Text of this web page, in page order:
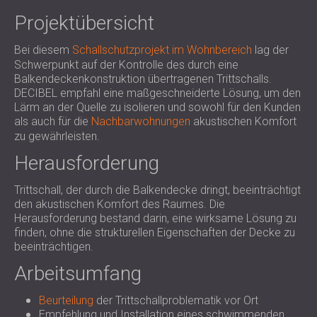
SCHALLSCHUTZ UND AKUSTIK FÜR
HALLEN
SCHALLDÄMMUNG UND
AKUSTIKLÖSUNGEN FÜR
EINZELHANDELSFLÄCHEN
SCHALLSCHUTZ UND AKUSTIK FÜR
BILDUNGSEINRICHTUNGEN
SCHALLSCHUTZ UND AKUSTIK FÜR
GESUNDHEITSEINRICHTUNGE
SCHALLSCHUTZ UND
AKUSTIKLÖSUNGEN FÜR DEN
AUDIOLOGIEBEREICH
SCHALLDÄMMUNG UND
AKUSTIKLÖSUNGEN FÜR
RECHENZENTREN
POLAND (PL)
FINLAND (FI)
РОССИЯ (RU)
USA (US)
SOUTH AFRICA (ZA)
Projektübersicht
Bei diesem Schallschutzprojekt im Wohnbereich lag der
Schwerpunkt auf der Kontrolle des durch eine
Balkendeckenkonstruktion übertragenen Trittschalls.
DECIBEL empfahl eine maßgeschneiderte Lösung, um den
Lärm an der Quelle zu isolieren und sowohl für den Kunden
als auch für die Nachbarwohnungen akustischen Komfort
zu gewährleisten.
Herausforderung
Trittschall, der durch die Balkendecke dringt, beeinträchtigt
den akustischen Komfort des Raumes. Die
Herausforderung bestand darin, eine wirksame Lösung zu
finden, ohne die strukturellen Eigenschaften der Decke zu
beeinträchtigen.
Arbeitsumfang
Beurteilung der Trittschallproblematik vor Ort